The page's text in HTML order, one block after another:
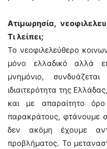
Ατιμωρησία,
Τι λείπει;
Το νεοφιλελεύθερο
μόνο ελλαδικό αλλά
μνημόνιο,
ιδιαιτερότητα της
και με απαραίτητο
παρακράτους, φτάνουμε
δεν ακόμη έχουμε
προβλήματος. Το